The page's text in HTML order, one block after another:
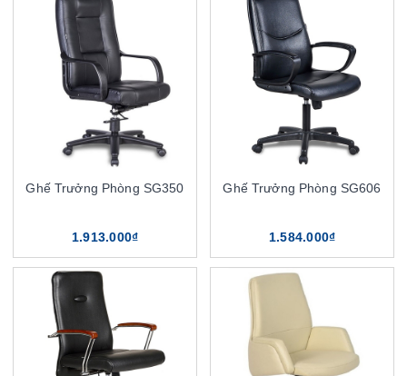
Ghế Trưởng Phòng SG350
1.913.000₫
Ghế Trưởng Phòng SG606
1.584.000₫